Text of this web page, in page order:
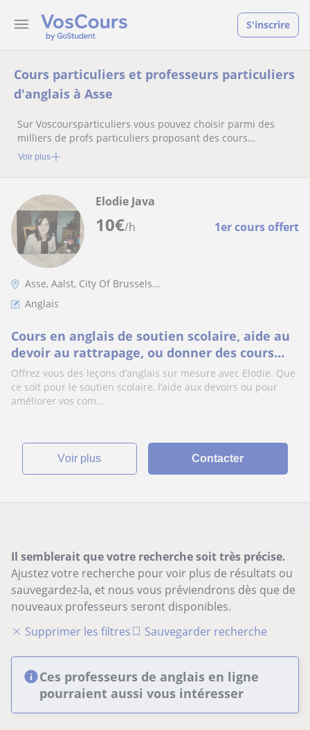
S'inscrire
Cours particuliers et professeurs particuliers
d'anglais à Asse
Sur Voscoursparticuliers vous pouvez choisir parmi des
milliers de profs particuliers proposant des cours
particuliers
Voir plus
10€/h 1er cours offert
Elodie Java
Asse, Aalst, City Of Brussels...
Anglais
Cours en anglais de soutien scolaire, aide au
devoir au rattrapage, ou donner des cours
pour pouvoir parler l’anglais
Offrez vous des leçons d’anglais sur mesure avec Elodie. Que
ce soit pour le soutien scolaire, l’aide aux devoirs ou pour
améliorer vos com...
voir plus Contacter
Il semblerait que votre recherche soit très précise.
Ajustez votre recherche pour voir plus de résultats ou
sauvegardez-la, et nous vous préviendrons dès que de
nouveaux professeurs seront disponibles.
Supprimer les filtres
Sauvegarder recherche
Ces professeurs de anglais en ligne
pourraient aussi vous intéresser